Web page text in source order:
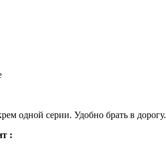
одной серии. Удобно брать в дорогу.
: